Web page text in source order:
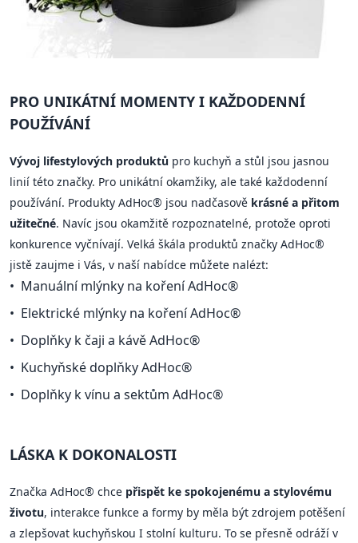
PRO UNIKÁTNÍ MOMENTY I KAŽDODENNÍ
POUŽÍVÁNÍ
Vývoj lifestylových produktů pro kuchyň a stůl jsou jasnou
linií této značky. Pro unikátní okamžiky, ale také každodenní
používání. Produkty AdHoc® jsou nadčasově krásné a přitom
užitečné. Navíc jsou okamžitě rozpoznatelné, protože oproti
konkurence vyčnívají. Velká škála produktů značky AdHoc®
jistě zaujme i Vás, v naší nabídce můžete nalézt:
Manuální mlýnky na koření AdHoc®
Elektrické mlýnky na koření AdHoc®
Doplňky k čaji a kávě AdHoc®
Kuchyňské doplňky AdHoc®
Doplňky k vínu a sektům AdHoc®
LÁSKA K DOKONALOSTI
Značka AdHoc® chce přispět ke spokojenému a stylovému
životu, interakce funkce a formy by měla být zdrojem potěšení
a zlepšovat kuchyňskou I stolní kulturu. To se přesně odráží v